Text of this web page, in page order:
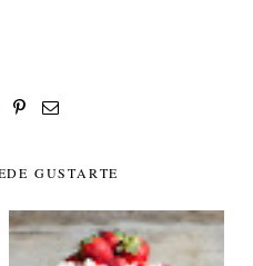
GUSTARTE